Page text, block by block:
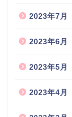
2023年7月
2023年6月
2023年5月
2023年4月